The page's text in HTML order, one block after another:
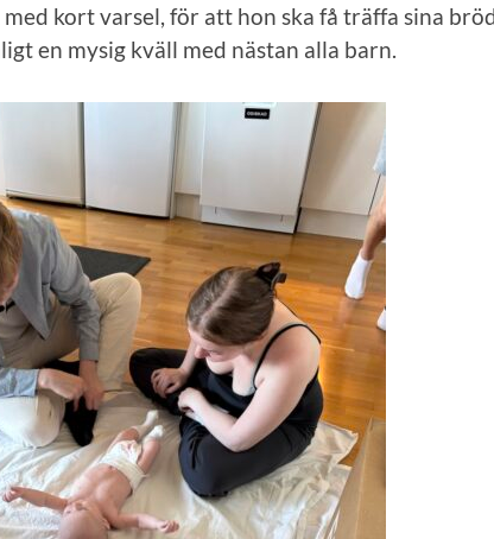
med kort varsel, för att hon ska få träffa sina
en mysig kväll med nästan alla barn.